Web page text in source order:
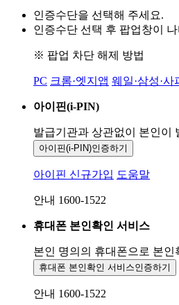
인증수단을 선택해 주세요.
인증수단 선택 후 팝업창이
※ 팝업 차단 해제 방법
PC 크롬·엣지앱 웨일·삼성·사
아이핀(i-PIN)
발급기관과 상관없이 본인이
아이핀(i-PIN)인증하기
아이핀 신규가입 도움말
안내 1600-1522
휴대폰 본인확인 서비스
본인 명의의 휴대폰으로 본인
휴대폰 본인확인 서비스인증하기
안내 1600-1522